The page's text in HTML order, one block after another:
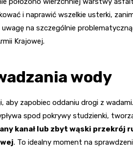
i naprawić wszelkie usterki,
na szczególnie
Krajowej.
wody
zapobiec oddaniu drogi z
spod pokrywy studzienki,
kanał lub zbyt wąski przekrój
. To idealny moment na